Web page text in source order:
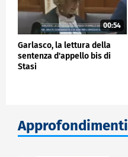
00:54
Garlasco, la lettura della
sentenza d'appello bis di
Stasi
Approfondimenti